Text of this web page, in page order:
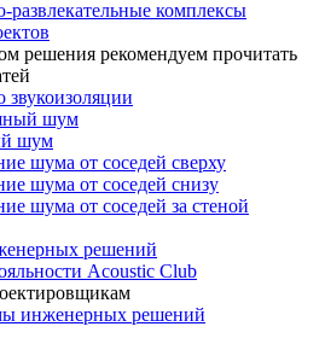
развлекательные комплексы
решения рекомендуем прочитать
шум
шум
шума от соседей сверху
шума от соседей снизу
шума от соседей за стеной
решений
Acoustic Club
инженерных решений